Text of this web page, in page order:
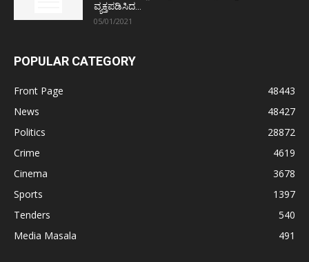
ವ್ಯಕ್ತಪಡಿಸಿದ...
05/01/2021
POPULAR CATEGORY
Front Page
48443
News
48427
Politics
28872
Crime
4619
Cinema
3678
Sports
1397
Tenders
540
Media Masala
491